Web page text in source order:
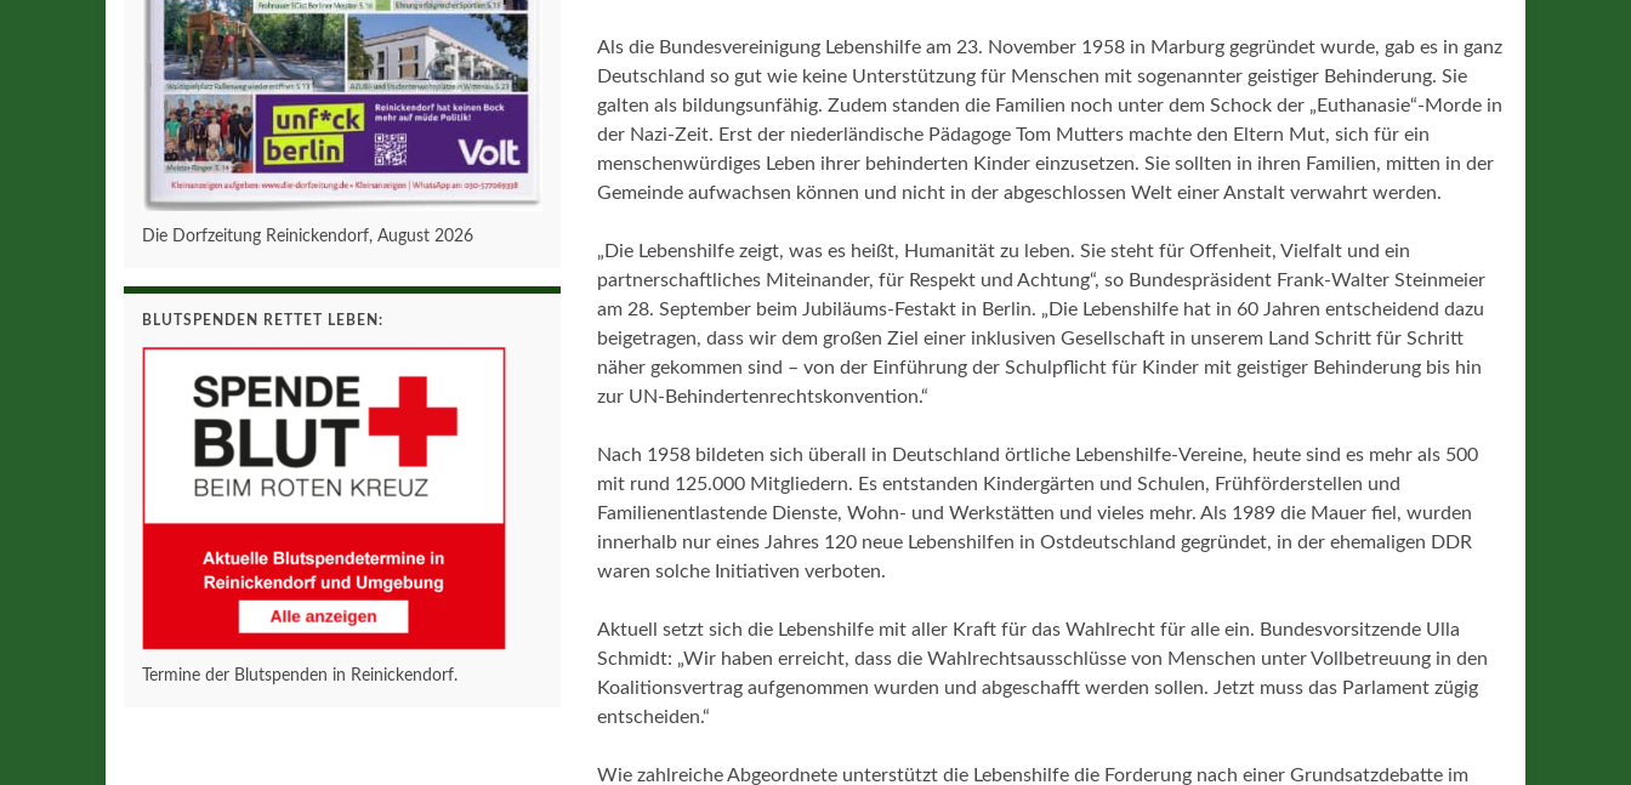
Als die Bundesvereinigung Lebenshilfe am 23. November 1958 in Marburg gegründet wurde, gab es in ganz
Deutschland so gut wie keine Unterstützung für Menschen mit sogenannter geistiger Behinderung. Sie
galten als bildungsunfähig. Zudem standen die Familien noch unter dem Schock der „Euthanasie“-Morde in
der Nazi-Zeit. Erst der niederländische Pädagoge Tom Mutters machte den Eltern Mut, sich für ein
menschenwürdiges Leben ihrer behinderten Kinder einzusetzen. Sie sollten in ihren Familien, mitten in der
Gemeinde aufwachsen können und nicht in der abgeschlossen Welt einer Anstalt verwahrt werden.
„Die Lebenshilfe zeigt, was es heißt, Humanität zu leben. Sie steht für Offenheit, Vielfalt und ein
partnerschaftliches Miteinander, für Respekt und Achtung“, so Bundespräsident Frank-Walter Steinmeier
am 28. September beim Jubiläums-Festakt in Berlin. „Die Lebenshilfe hat in 60 Jahren entscheidend dazu
beigetragen, dass wir dem großen Ziel einer inklusiven Gesellschaft in unserem Land Schritt für Schritt
näher gekommen sind – von der Einführung der Schulpflicht für Kinder mit geistiger Behinderung bis hin
zur UN-Behindertenrechtskonvention.“
Nach 1958 bildeten sich überall in Deutschland örtliche Lebenshilfe-Vereine, heute sind es mehr als 500
mit rund 125.000 Mitgliedern. Es entstanden Kindergärten und Schulen, Frühförderstellen und
Familienentlastende Dienste, Wohn- und Werkstätten und vieles mehr. Als 1989 die Mauer fiel, wurden
innerhalb nur eines Jahres 120 neue Lebenshilfen in Ostdeutschland gegründet, in der ehemaligen DDR
waren solche Initiativen verboten.
Aktuell setzt sich die Lebenshilfe mit aller Kraft für das Wahlrecht für alle ein. Bundesvorsitzende Ulla
Schmidt: „Wir haben erreicht, dass die Wahlrechtsausschlüsse von Menschen unter Vollbetreuung in den
Koalitionsvertrag aufgenommen wurden und abgeschafft werden sollen. Jetzt muss das Parlament zügig
entscheiden.“
Wie zahlreiche Abgeordnete unterstützt die Lebenshilfe die Forderung nach einer Grundsatzdebatte im
Die Dorfzeitung Reinickendorf, August 2026
BLUTSPENDEN RETTET LEBEN:
Termine der Blutspenden in Reinickendorf.